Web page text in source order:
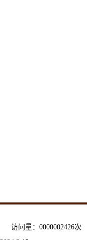
访问量： 0000002426次